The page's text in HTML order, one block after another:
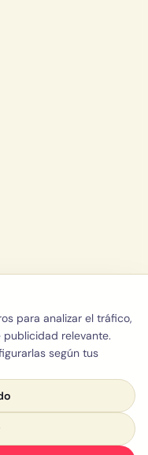
para analizar el tráfico,
relevante.
según tus
Valencia